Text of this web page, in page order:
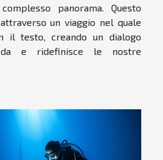
panorama. Questo
un viaggio nel quale
il testo, creando un dialogo
e ridefinisce le nostre